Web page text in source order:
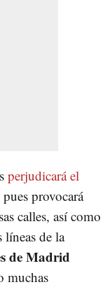
perjudicará el
pues provocará
calles, así como
de la
de Madrid
muchas